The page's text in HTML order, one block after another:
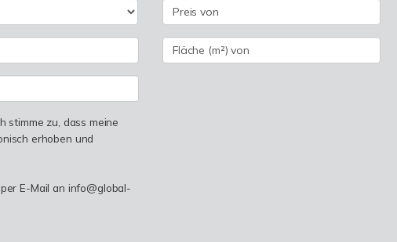
stimme zu, dass meine
erhoben und
E-Mail an info@global-